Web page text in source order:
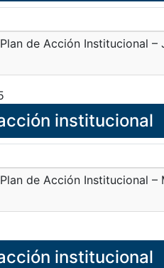
de Acción Institucional –
institucional
de Acción Institucional –
institucional